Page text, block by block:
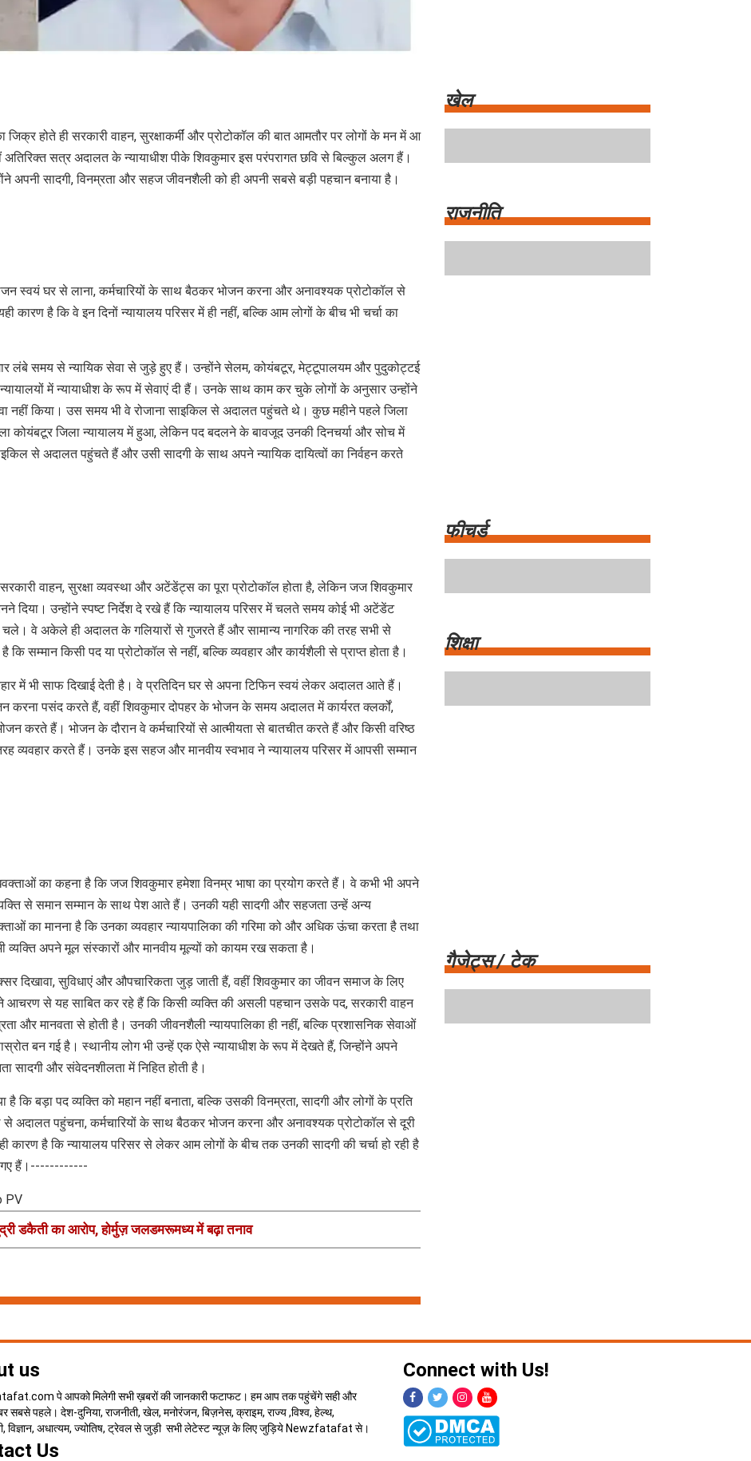
होते ही सरकारी वाहन, सुरक्षाकर्मीं और प्रोटोकॉल की बात आमतौर पर लोगों के मन में आ
सत्र अदालत के न्यायाधीश पीके शिवकुमार इस परंपरागत छवि से बिल्कुल अलग हैं।
अपनी सादगी, विनम्रता और सहज जीवनशैली को ही अपनी सबसे बड़ी पहचान बनाया है।
स्वयं घर से लाना, कर्मचारियों के साथ बैठकर भोजन करना और अनावश्यक प्रोटोकॉल से
कारण है कि वे इन दिनों न्यायालय परिसर में ही नहीं, बल्कि आम लोगों के बीच भी चर्चा का
लंबे समय से न्यायिक सेवा से जुड़े हुए हैं। उन्होंने सेलम, कोयंबटूर, मेट्टूपालयम और पुदुकोट्टई
में न्यायाधीश के रूप में सेवाएं दी हैं। उनके साथ काम कर चुके लोगों के अनुसार उन्होंने
नहीं किया। उस समय भी वे रोजाना साइकिल से अदालत पहुंचते थे। कुछ महीने पहले जिला
कोयंबटूर जिला न्यायालय में हुआ, लेकिन पद बदलने के बावजूद उनकी दिनचर्या और सोच में
से अदालत पहुंचते हैं और उसी सादगी के साथ अपने न्यायिक दायित्वों का निर्वहन करते
वाहन, सुरक्षा व्यवस्था और अटेंडेंट्स का पूरा प्रोटोकॉल होता है, लेकिन जज शिवकुमार
दिया। उन्होंने स्पष्ट निर्देश दे रखे हैं कि न्यायालय परिसर में चलते समय कोई भी अटेंडेंट
वे अकेले ही अदालत के गलियारों से गुजरते हैं और सामान्य नागरिक की तरह सभी से
सम्मान किसी पद या प्रोटोकॉल से नहीं, बल्कि व्यवहार और कार्यशैली से प्राप्त होता है।
में भी साफ दिखाई देती है। वे प्रतिदिन घर से अपना टिफिन स्वयं लेकर अदालत आते हैं।
करना पसंद करते हैं, वहीं शिवकुमार दोपहर के भोजन के समय अदालत में कार्यरत क्लर्कों,
करते हैं। भोजन के दौरान वे कर्मचारियों से आत्मीयता से बातचीत करते हैं और किसी वरिष्ठ
व्यवहार करते हैं। उनके इस सहज और मानवीय स्वभाव ने न्यायालय परिसर में आपसी सम्मान
का कहना है कि जज शिवकुमार हमेशा विनम्र भाषा का प्रयोग करते हैं। वे कभी भी अपने
से समान सम्मान के साथ पेश आते हैं। उनकी यही सादगी और सहजता उन्हें अन्य
का मानना है कि उनका व्यवहार न्यायपालिका की गरिमा को और अधिक ऊंचा करता है तथा
अपने मूल संस्कारों और मानवीय मूल्यों को कायम रख सकता है।
दिखावा, सुविधाएं और औपचारिकता जुड़ जाती हैं, वहीं शिवकुमार का जीवन समाज के लिए
से यह साबित कर रहे हैं कि किसी व्यक्ति की असली पहचान उसके पद, सरकारी वाहन
और मानवता से होती है। उनकी जीवनशैली न्यायपालिका ही नहीं, बल्कि प्रशासनिक सेवाओं
बन गई है। स्थानीय लोग भी उन्हें एक ऐसे न्यायाधीश के रूप में देखते हैं, जिन्होंने अपने
सादगी और संवेदनशीलता में निहित होती है।
कि बड़ा पद व्यक्ति को महान नहीं बनाता, बल्कि उसकी विनम्रता, सादगी और लोगों के प्रति
से अदालत पहुंचना, कर्मचारियों के साथ बैठकर भोजन करना और अनावश्यक प्रोटोकॉल से दूरी
है कि न्यायालय परिसर से लेकर आम लोगों के बीच तक उनकी सादगी की चर्चा हो रही है
गए हैं।------------
PV
डकैती का आरोप, होर्मुज़ जलडमरूमध्य में बढ़ा तनाव
us
पे आपको मिलेगी सभी ख़बरों की जानकारी फटाफट। हम आप तक पहुंचेंगे सही और
सबसे पहले। देश-दुनिया, राजनीती, खेल, मनोरंजन, बिज़नेस, क्राइम, राज्य ,विश्व, हेल्थ,
विज्ञान, अधात्यम, ज्योतिष, ट्रेवल से जुड़ी सभी लेटेस्ट न्यूज़ के लिए जुड़िये Newzfatafat से।
Us
Connect with Us!